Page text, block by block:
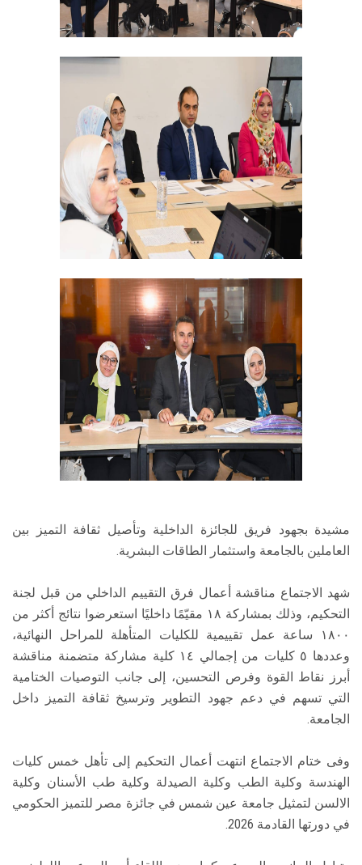
مشيدة بجهود فريق للجائزة الداخلية وتأصيل ثقافة التميز بين
العاملين بالجامعة واستثمار الطاقات البشرية.
شهد الاجتماع مناقشة أعمال فرق التقييم الداخلي من قبل لجنة
التحكيم، وذلك بمشاركة ١٨ مقيّمًا داخليًا استعرضوا نتائج أكثر من
١٨٠٠ ساعة عمل تقييمية للكليات المتأهلة للمراحل النهائية،
وعددها ٥ كليات من إجمالي ١٤ كلية مشاركة متضمنة مناقشة
أبرز نقاط القوة وفرص التحسين، إلى جانب التوصيات الختامية
التي تسهم في دعم جهود التطوير وترسيخ ثقافة التميز داخل
الجامعة.
وفى ختام الاجتماع انتهت أعمال التحكيم إلى تأهل خمس كليات
الهندسة وكلية الطب وكلية الصيدلة وكلية طب الأسنان وكلية
الالسن لتمثيل جامعة عين شمس في جائزة مصر للتميز الحكومي
في دورتها القادمة 2026.